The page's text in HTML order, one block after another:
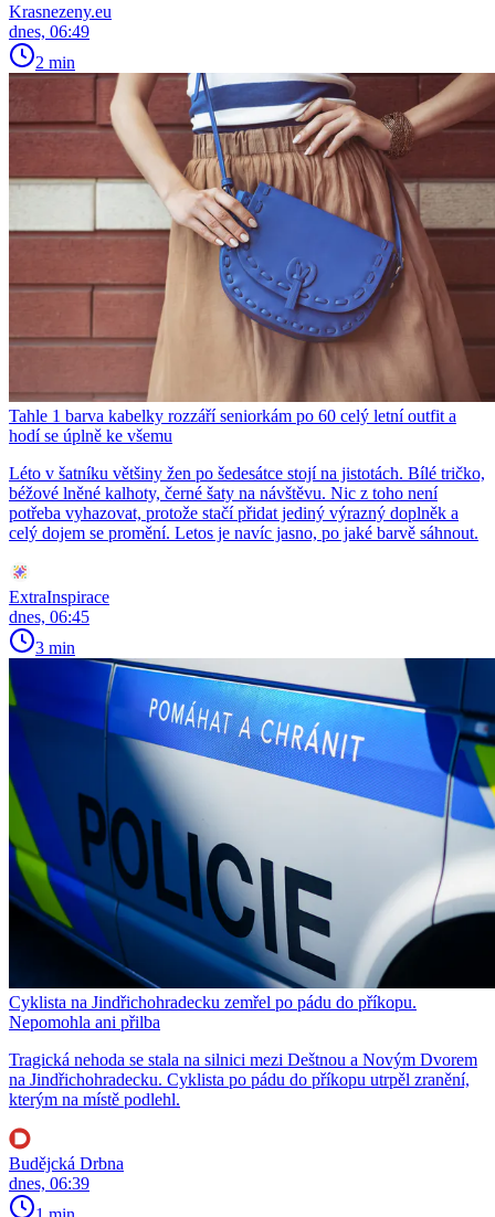
Krasnezeny.eu
dnes, 06:49
2 min
Tahle 1 barva kabelky rozzáří seniorkám po 60 celý letní outfit a
hodí se úplně ke všemu
Léto v šatníku většiny žen po šedesátce stojí na jistotách. Bílé tričko,
béžové lněné kalhoty, černé šaty na návštěvu. Nic z toho není
potřeba vyhazovat, protože stačí přidat jediný výrazný doplněk a
celý dojem se promění. Letos je navíc jasno, po jaké barvě sáhnout.
ExtraInspirace
dnes, 06:45
3 min
Cyklista na Jindřichohradecku zemřel po pádu do příkopu.
Nepomohla ani přilba
Tragická nehoda se stala na silnici mezi Deštnou a Novým Dvorem
na Jindřichohradecku. Cyklista po pádu do příkopu utrpěl zranění,
kterým na místě podlehl.
Budějcká Drbna
dnes, 06:39